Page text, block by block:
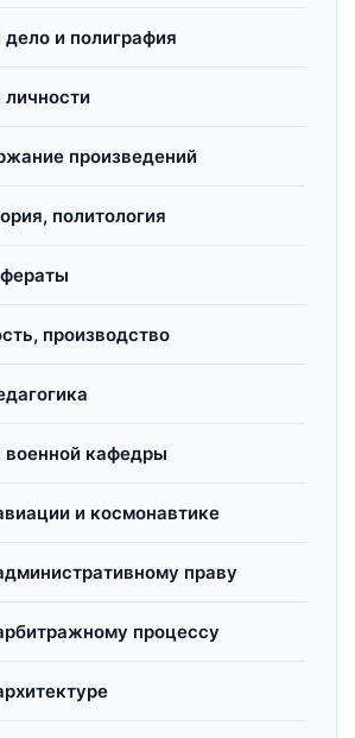
и полиграфия
произведений
политология
производство
кафедры
и космонавтике
праву
процессу